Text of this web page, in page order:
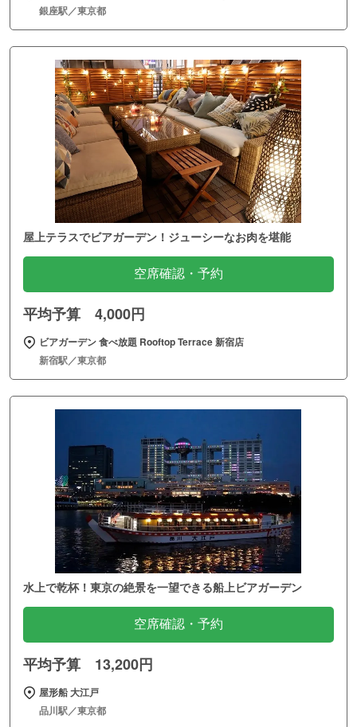
銀座駅／東京都
屋上テラスでビアガーデン！ジューシーなお肉を堪能
空席確認・予約
平均予算 4,000円
ビアガーデン 食べ放題 Rooftop Terrace 新宿店
新宿駅／東京都
水上で乾杯！東京の絶景を一望できる船上ビアガーデン
空席確認・予約
平均予算 13,200円
屋形船 大江戸
品川駅／東京都